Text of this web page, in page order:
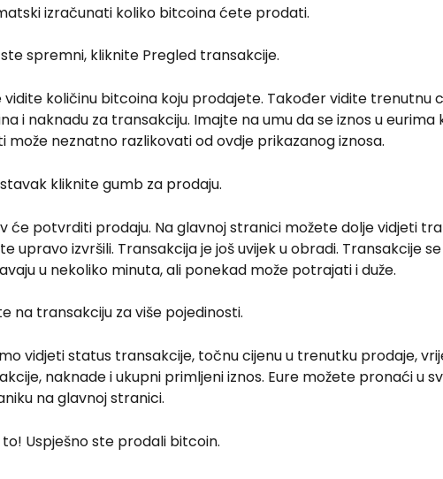
izračunati koliko bitcoina ćete prodati.
spremni, kliknite Pregled transakcije.
vidite količinu bitcoina koju prodajete. Također vidite trenutnu
i naknadu za transakciju. Imajte na umu da se iznos u eurima
može neznatno razlikovati od ovdje prikazanog iznosa.
kliknite gumb za prodaju.
će potvrditi prodaju. Na glavnoj stranici možete dolje vidjeti
upravo izvršili. Transakcija je još uvijek u obradi. Transakcije
u nekoliko minuta, ali ponekad može potrajati i duže.
na transakciju za više pojedinosti.
vidjeti status transakcije, točnu cijenu u trenutku prodaje,
naknade i ukupni primljeni iznos. Eure možete pronaći u
na glavnoj stranici.
to! Uspješno ste prodali bitcoin.